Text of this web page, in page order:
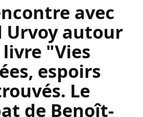
avec
Urvoy autour
"Vies
espoirs
Le
de Benoît-